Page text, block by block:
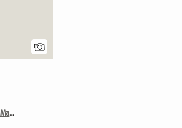
Belle Chambre Dans Une Magnifique Maison